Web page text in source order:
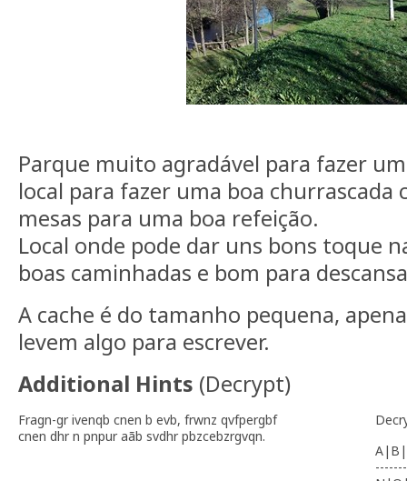
Parque muito agradável para fazer
local para fazer uma boa churrascada
mesas para uma boa refeição.
Local onde pode dar uns bons toque
boas caminhadas e bom para
A cache é do tamanho pequena,
levem algo para escrever.
Additional Hints (Decrypt)
Fragn-gr ivenqb cnen b evb, frwnz qvfpergbf
cnen dhr n pnpur aãb svdhr pbzcebzrgvqn.